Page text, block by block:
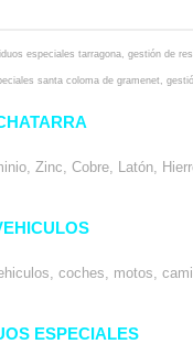
especiales tarragona gestión de
santa coloma de gramenet
Zinc, Cobre, Latón,
coches, motos,
ESPECIALES